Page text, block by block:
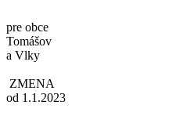
pre obce
Tomášov
a Vlky
ZMENA
od 1.1.2023